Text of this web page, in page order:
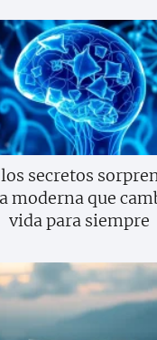
secretos
moderna que
vida para siempre